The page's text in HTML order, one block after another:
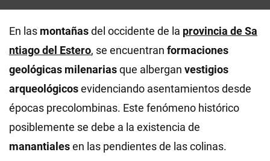
En las montañasdel occidente de la provincia de Sa
ntiago del Estero, se encuentran formaciones
geológicas milenariasque albergan vestigios
arqueológicosevidenciando asentamientos desde
épocas precolombinas. Este fenómeno histórico
posiblemente se debe a la existencia de
manantialesen las pendientes de las colinas.